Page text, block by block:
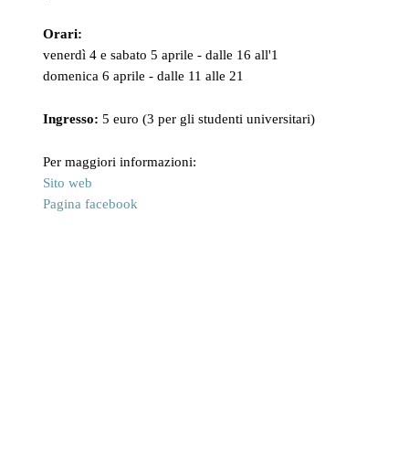
Orari:
venerdì 4 e sabato 5 aprile - dalle 16 all'1
domenica 6 aprile - dalle 11 alle 21
Ingresso: 5 euro (3 per gli studenti universitari)
Per maggiori informazioni:
Sito web
Pagina facebook